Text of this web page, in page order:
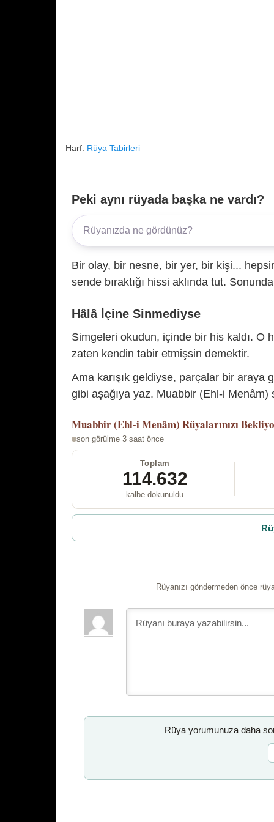
Harf: Rüya Tabirleri
Peki aynı rüyada başka ne vardı?
Bir olay, bir nesne, bir yer, bir kişi...
sende bıraktığı hissi aklında tut.
Hâlâ İçine Sinmediyse
Simgeleri okudun, içinde bir his kaldı. O
zaten kendin tabir etmişsin demektir.
Ama karışık geldiyse, parçalar bir araya
gibi aşağıya yaz. Muabbir (Ehl-i Menâm)
Muabbir (Ehl-i Menâm) Rüyalarınızı
son görülme 3 saat önce
Toplam
114.632
kalbe dokunuldu
Rüyanızı göndermeden önce
Rüya yorumunuza daha